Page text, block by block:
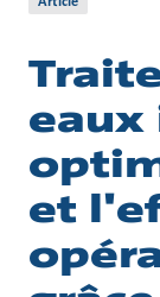
eaux
et